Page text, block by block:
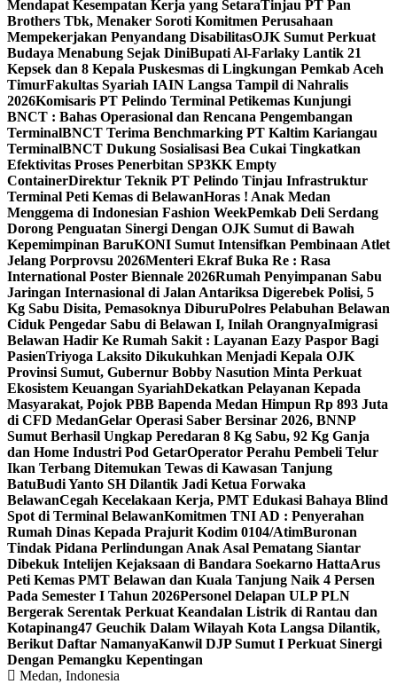
Mendapat Kesempatan Kerja yang SetaraTinjau PT Pan
Brothers Tbk, Menaker Soroti Komitmen Perusahaan
Mempekerjakan Penyandang DisabilitasOJK Sumut Perkuat
Budaya Menabung Sejak DiniBupati Al-Farlaky Lantik 21
Kepsek dan 8 Kepala Puskesmas di Lingkungan Pemkab Aceh
TimurFakultas Syariah IAIN Langsa Tampil di Nahralis
2026Komisaris PT Pelindo Terminal Petikemas Kunjungi
BNCT : Bahas Operasional dan Rencana Pengembangan
TerminalBNCT Terima Benchmarking PT Kaltim Kariangau
TerminalBNCT Dukung Sosialisasi Bea Cukai Tingkatkan
Efektivitas Proses Penerbitan SP3KK Empty
ContainerDirektur Teknik PT Pelindo Tinjau Infrastruktur
Terminal Peti Kemas di BelawanHoras ! Anak Medan
Menggema di Indonesian Fashion WeekPemkab Deli Serdang
Dorong Penguatan Sinergi Dengan OJK Sumut di Bawah
Kepemimpinan BaruKONI Sumut Intensifkan Pembinaan Atlet
Jelang Porprovsu 2026Menteri Ekraf Buka Re : Rasa
International Poster Biennale 2026Rumah Penyimpanan Sabu
Jaringan Internasional di Jalan Antariksa Digerebek Polisi, 5
Kg Sabu Disita, Pemasoknya DiburuPolres Pelabuhan Belawan
Ciduk Pengedar Sabu di Belawan I, Inilah OrangnyaImigrasi
Belawan Hadir Ke Rumah Sakit : Layanan Eazy Paspor Bagi
PasienTriyoga Laksito Dikukuhkan Menjadi Kepala OJK
Provinsi Sumut, Gubernur Bobby Nasution Minta Perkuat
Ekosistem Keuangan SyariahDekatkan Pelayanan Kepada
Masyarakat, Pojok PBB Bapenda Medan Himpun Rp 893 Juta
di CFD MedanGelar Operasi Saber Bersinar 2026, BNNP
Sumut Berhasil Ungkap Peredaran 8 Kg Sabu, 92 Kg Ganja
dan Home Industri Pod Getar‎‎Operator Perahu Pembeli Telur
Ikan Terbang Ditemukan Tewas di Kawasan Tanjung
BatuBudi Yanto SH Dilantik Jadi Ketua Forwaka
BelawanCegah Kecelakaan Kerja, PMT Edukasi Bahaya Blind
Spot di Terminal BelawanKomitmen TNI AD : Penyerahan
Rumah Dinas Kepada Prajurit Kodim 0104/AtimBuronan
Tindak Pidana Perlindungan Anak Asal Pematang Siantar
Dibekuk Intelijen Kejaksaan di Bandara Soekarno HattaArus
Peti Kemas PMT Belawan dan Kuala Tanjung Naik 4 Persen
Pada Semester I Tahun 2026Personel Delapan ULP PLN
Bergerak Serentak Perkuat Keandalan Listrik di Rantau dan
Kotapinang47 Geuchik Dalam Wilayah Kota Langsa Dilantik,
Berikut Daftar NamanyaKanwil DJP Sumut I Perkuat Sinergi
Dengan Pemangku Kepentingan
Medan, Indonesia